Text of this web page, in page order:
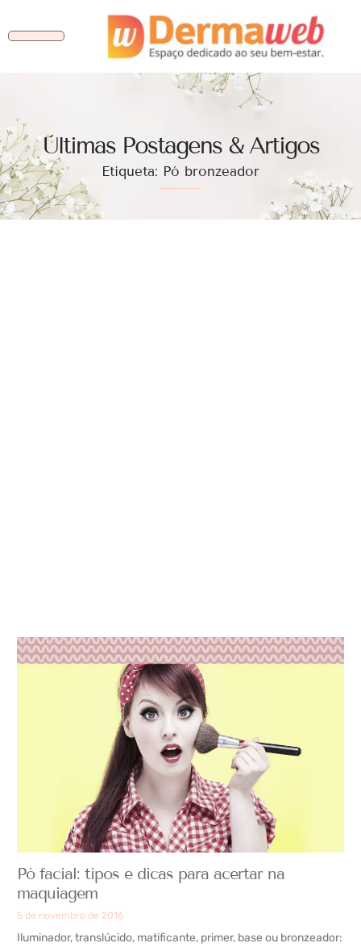
Ùltimas Postagens & Artigos
Etiqueta: Pó bronzeador
Pó facial: tipos e dicas para acertar na
maquiagem
5 de novembro de 2016
Iluminador, translúcido, matificante, primer, base ou bronzeador: